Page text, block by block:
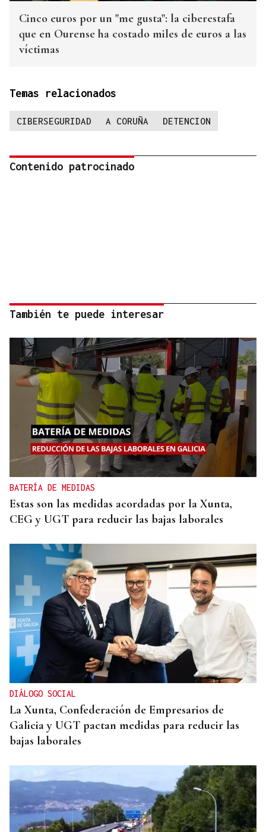
Cinco euros por un "me gusta": la ciberestafa
que en Ourense ha costado miles de euros a las
víctimas
Temas relacionados
CIBERSEGURIDAD A CORUÑA DETENCION
Contenido patrocinado
También te puede interesar
BATERÍA DE MEDIDAS
Estas son las medidas acordadas por la Xunta,
CEG y UGT para reducir las bajas laborales
DIÁLOGO SOCIAL
La Xunta, Confederación de Empresarios de
Galicia y UGT pactan medidas para reducir las
bajas laborales